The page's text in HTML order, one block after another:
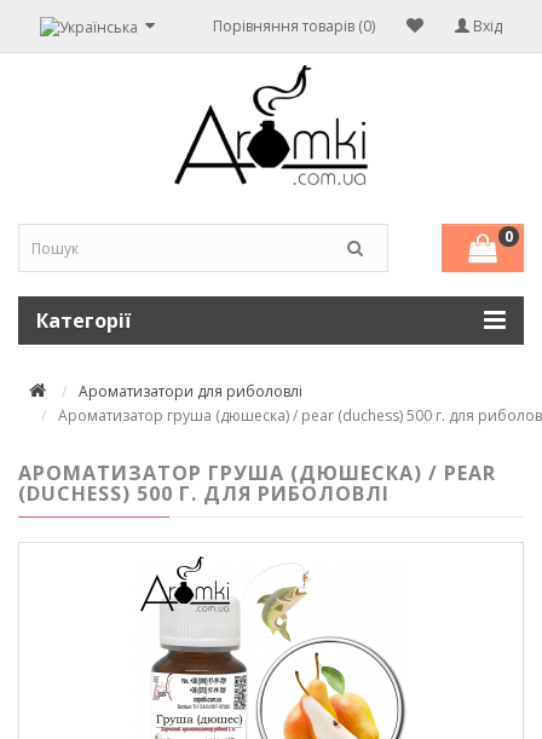
Вхід
Порівняння товарів (0)
0
Категорії
Ароматизатори для риболовлі
Ароматизатор груша (дюшеска) / pear (duchess) 500 г. для
АРОМАТИЗАТОР ГРУША (ДЮШЕСКА) / PEAR
(DUCHESS) 500 Г. ДЛЯ РИБОЛОВЛІ